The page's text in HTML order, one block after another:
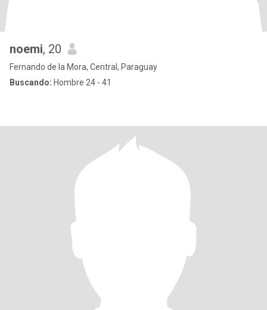
noemi, 20
Fernando de la Mora, Central, Paraguay
Buscando: Hombre 24 - 41